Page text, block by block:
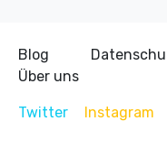
Blog
Über uns
Twitter Instagram